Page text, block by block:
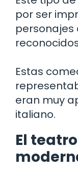
por ser
personajes
Estas
eran muy
italiano.
El